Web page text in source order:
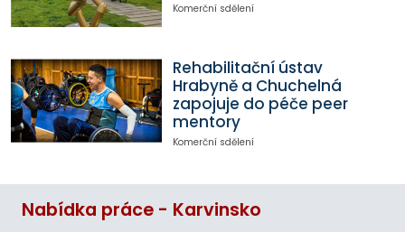
Komerční sdělení
Rehabilitační ústav
Hrabyně a Chuchelná
zapojuje do péče peer
mentory
Komerční sdělení
Nabídka práce - Karvinsko